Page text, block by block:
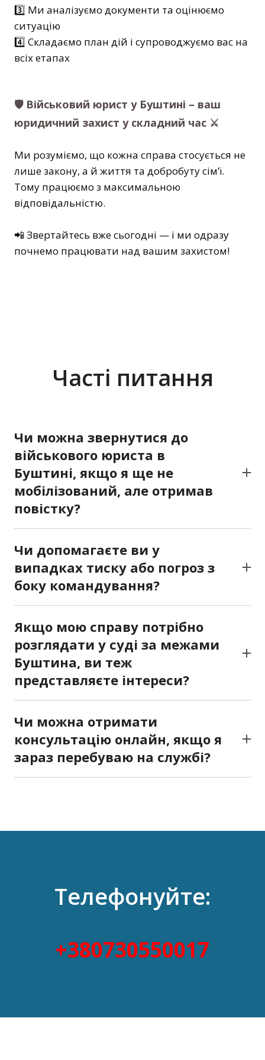
3️⃣ Ми аналізуємо документи та оцінюємо
ситуацію
4️⃣ Складаємо план дій і супроводжуємо вас на
всіх етапах
🛡️ Військовий юрист у Буштині – ваш
юридичний захист у складний час ⚔
Ми розуміємо, що кожна справа стосується не
лише закону, а й життя та добробуту сім’ї.
Тому працюємо з максимальною
відповідальністю.
📲 Звертайтесь вже сьогодні — і ми одразу
почнемо працювати над вашим захистом!
Часті питання
Чи можна звернутися до
військового юриста в
Буштині, якщо я ще не
мобілізований, але отримав
повістку?
Так. Ми консультуємо не лише тих, хто вже
Пояснюємо ваші права, можливі відстрочки
та порядок проходження медкомісії.
Чи допомагаєте ви у
випадках тиску або погроз з
боку командування?
Так. Ми готуємо скарги, заяви й забезпечуємо
психологічного чи дисциплінарного тиску.
Якщо мою справу потрібно
розглядати у суді за межами
Буштина, ви теж
представляєте інтереси?
Так. Наші юристи працюють не лише у
представляючи інтереси у судах будь-якого
рівня.
Чи можна отримати
консультацію онлайн, якщо я
зараз перебуваю на службі?
Так. Ми надаємо дистанційні консультації
Телефонуйте:
+380730550017